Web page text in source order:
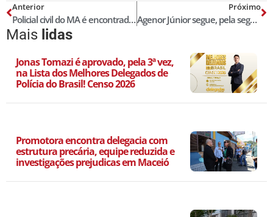
Anterior
Policial civil do MA é encontrado morto no estacionamento do IML de Teresina
Próximo
Agenor Júnior segue, pela segunda vez, na Lista dos Melhores Delegados de Polícia do Brasil! Censo 2022
Mais lidas
Jonas Tomazi é aprovado, pela 3ª vez,
na Lista dos Melhores Delegados de
Polícia do Brasil! Censo 2026
Promotora encontra delegacia com
estrutura precária, equipe reduzida e
investigações prejudicas em Maceió